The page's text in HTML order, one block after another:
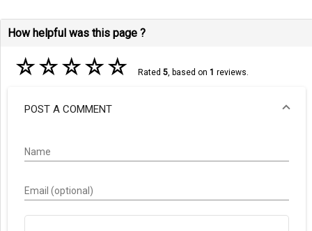
How helpful was this page ?
☆☆☆☆☆ Rated 5, based on 1 reviews.
POST A COMMENT
Name
Email (optional)